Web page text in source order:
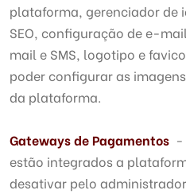
plataforma, gerenciador de
SEO, configuração de e-
mail e SMS, logotipo e
poder configurar as
da plataforma.
Gateways de Pagamentos -
estão integrados a
desativar pelo